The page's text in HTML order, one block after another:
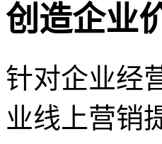
创造企业
针对企业经
业线上营销